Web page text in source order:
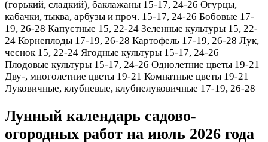
(горький, сладкий), баклажаны 15-17, 24-26 Огурцы,
кабачки, тыква, арбузы и проч. 15-17, 24-26 Бобовые 17-
19, 26-28 Капустные 15, 22-24 Зеленные культуры 15, 22-
24 Корнеплоды 17-19, 26-28 Картофель 17-19, 26-28 Лук,
чеснок 15, 22-24 Ягодные культуры 15-17, 24-26
Плодовые культуры 15-17, 24-26 Однолетние цветы 19-21
Дву-, многолетние цветы 19-21 Комнатные цветы 19-21
Луковичные, клубневые, клубнелуковичные 17-19, 26-28
Лунный календарь садово-
огородных работ на июль 2026 года